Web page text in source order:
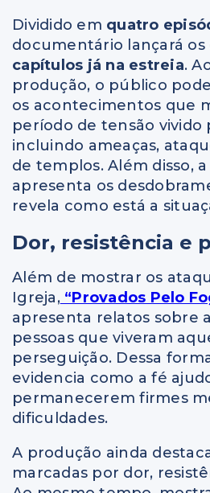
Dividido em quatro
documentário lançará os
capítulos já na estreia.
produção, o público
os acontecimentos que
período de tensão vivido
incluindo ameaças,
de templos. Além disso,
apresenta os
revela como está a
Dor, resistência e
Além de mostrar os
Igreja,“Provados Pelo
apresenta relatos sobre
pessoas que viveram
perseguição. Dessa
evidencia como a fé
permanecerem firmes
dificuldades.
A produção ainda
marcadas por dor,